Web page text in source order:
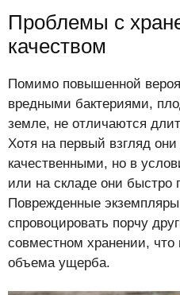
Проблемы с
качеством
Помимо повышенной
вредными бактериями,
земле, не отличаются
Хотя на первый взгляд они
качественными, но в
или на складе они быстро
Поврежденные
спровоцировать порчу
совместном хранении, что
объема ущерба.